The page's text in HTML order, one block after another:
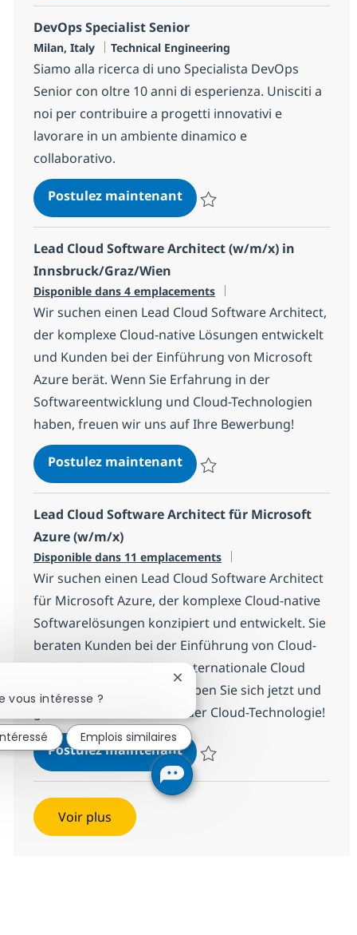
DevOps Specialist Senior
Localisation
Milan, Italy Catégorie
Technical Engineering
Siamo alla ricerca di uno Specialista DevOps
Senior con oltre 10 anni di esperienza. Unisciti a
noi per contribuire a progetti innovativi e
lavorare in un ambiente dinamico e
collaborativo.
Postulez maintenantDevOps Specialist Senior
Lead Cloud Software Architect (w/m/x) in
Innsbruck/Graz/Wien
Disponible dans 4 emplacements
Wir suchen einen Lead Cloud Software Architect,
der komplexe Cloud-native Lösungen entwickelt
und Kunden bei der Einführung von Microsoft
Azure berät. Wenn Sie Erfahrung in der
Softwareentwicklung und Cloud-Technologien
haben, freuen wir uns auf Ihre Bewerbung!
Postulez maintenantLead Cloud Software
Lead Cloud Software Architect für Microsoft
Azure (w/m/x)
Disponible dans 11 emplacements
Wir suchen einen Lead Cloud Software Architect
für Microsoft Azure, der komplexe Cloud-native
Softwarelösungen konzipiert und entwickelt. Sie
beraten Kunden bei der Einführung von Cloud-
Technologien und leiten internationale Cloud
Engineering Teams. Bewerben Sie sich jetzt und
gestalten Sie die Zukunft der Cloud-Technologie!
Postulez maintenantLead Cloud Software
Voir plus
vous intéresse ?
Fermer la notification du
Emplois similaires